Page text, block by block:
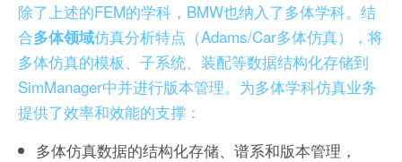
除了上述的FEM的学科，BMW也纳入了多体学科。结
合多体领域仿真分析特点（Adams/Car多体仿真），将
多体仿真的模板、子系统、装配等数据结构化存储到
SimManager中并进行版本管理。为多体学科仿真业务
提供了效率和效能的支撑：
多体仿真数据的结构化存储、谱系和版本管理，